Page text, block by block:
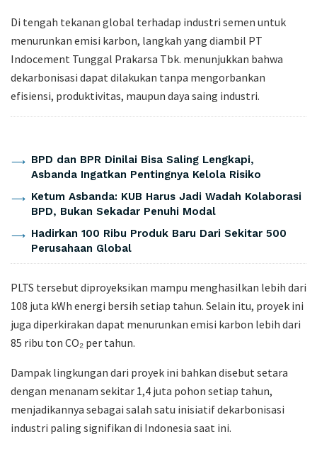
Di tengah tekanan global terhadap industri semen untuk
menurunkan emisi karbon, langkah yang diambil PT
Indocement Tunggal Prakarsa Tbk. menunjukkan bahwa
dekarbonisasi dapat dilakukan tanpa mengorbankan
efisiensi, produktivitas, maupun daya saing industri.
BPD dan BPR Dinilai Bisa Saling Lengkapi,
Asbanda Ingatkan Pentingnya Kelola Risiko
Ketum Asbanda: KUB Harus Jadi Wadah Kolaborasi
BPD, Bukan Sekadar Penuhi Modal
Hadirkan 100 Ribu Produk Baru Dari Sekitar 500
Perusahaan Global
PLTS tersebut diproyeksikan mampu menghasilkan lebih dari
108 juta kWh energi bersih setiap tahun. Selain itu, proyek ini
juga diperkirakan dapat menurunkan emisi karbon lebih dari
85 ribu ton CO₂ per tahun.
Dampak lingkungan dari proyek ini bahkan disebut setara
dengan menanam sekitar 1,4 juta pohon setiap tahun,
menjadikannya sebagai salah satu inisiatif dekarbonisasi
industri paling signifikan di Indonesia saat ini.